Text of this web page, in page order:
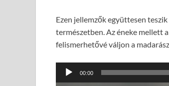
Ezen jellemzők együttesen
természetben. Az éneke mellett
felismerhetővé váljon a
Audió
lejátszó
00:00